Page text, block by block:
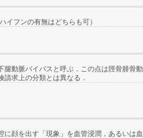
イフンの有無はどちらも可）
動脈バイパスと呼ぶ．この点は脛骨腓骨動
求上の分類とは異なる．
顔を出す「現象」を血管浸潤，あるいは血